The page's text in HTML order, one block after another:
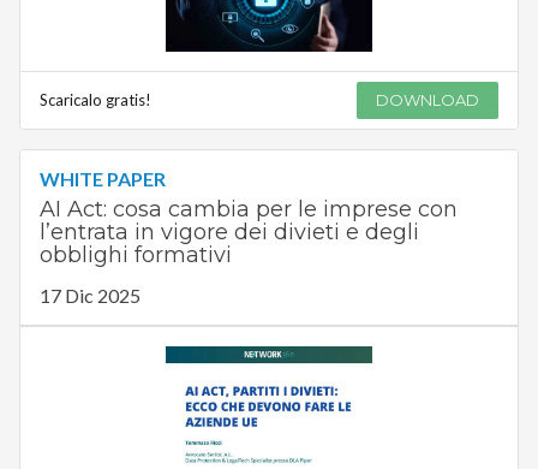
Scaricalo gratis! DOWNLOAD
WHITE PAPER
AI Act: cosa cambia per le imprese con
l’entrata in vigore dei divieti e degli
obblighi formativi
17 Dic 2025